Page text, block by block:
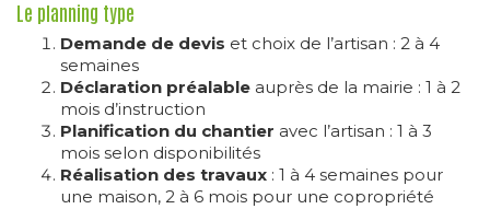
Le planning type
Demande de devis et choix de l’artisan : 2 à 4
semaines
Déclaration préalable auprès de la mairie : 1 à 2
mois d’instruction
Planification du chantier avec l’artisan : 1 à 3
mois selon disponibilités
Réalisation des travaux : 1 à 4 semaines pour
une maison, 2 à 6 mois pour une copropriété